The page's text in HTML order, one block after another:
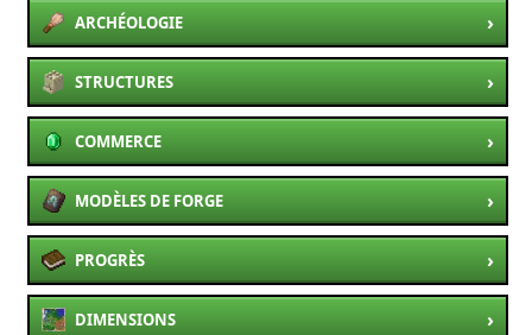
ARCHÉOLOGIE ›
STRUCTURES ›
COMMERCE ›
MODÈLES DE FORGE ›
PROGRÈS ›
DIMENSIONS ›